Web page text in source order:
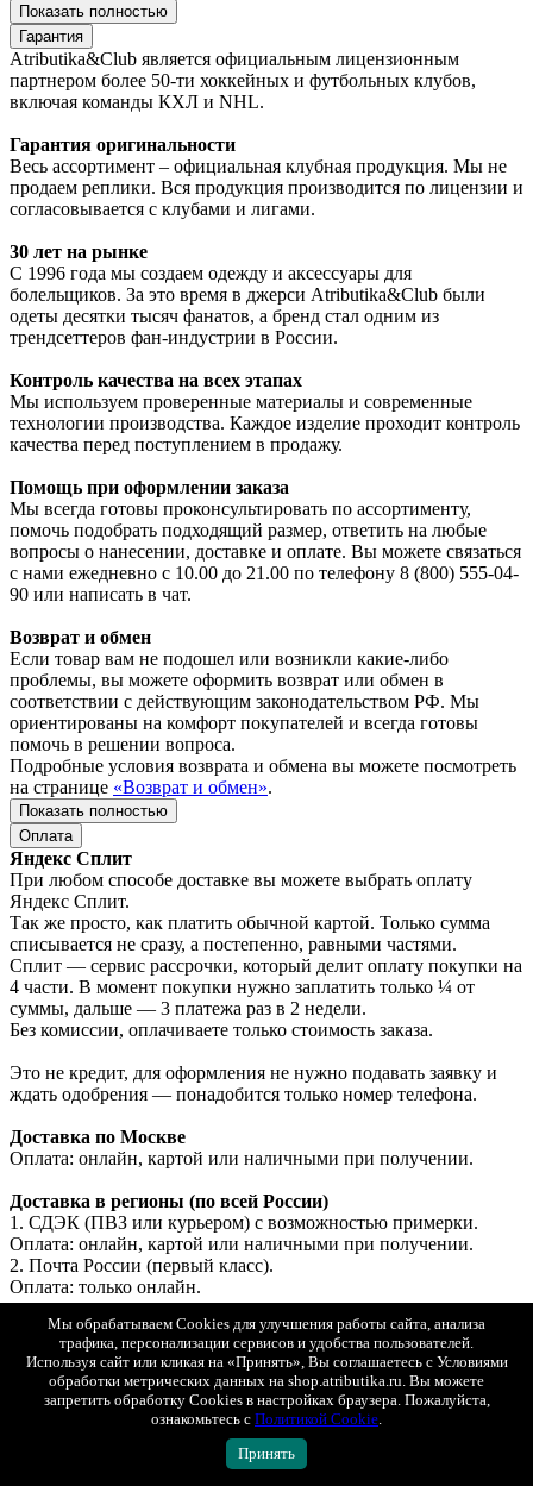
Показать полностью
Гарантия
Atributika&Club является официальным лицензионным
партнером более 50-ти хоккейных и футбольных клубов,
включая команды КХЛ и NHL.
Гарантия оригинальности
Весь ассортимент – официальная клубная продукция. Мы не
продаем реплики. Вся продукция производится по лицензии и
согласовывается с клубами и лигами.
30 лет на рынке
С 1996 года мы создаем одежду и аксессуары для
болельщиков. За это время в джерси Atributika&Club были
одеты десятки тысяч фанатов, а бренд стал одним из
трендсеттеров фан-индустрии в России.
Контроль качества на всех этапах
Мы используем проверенные материалы и современные
технологии производства. Каждое изделие проходит контроль
качества перед поступлением в продажу.
Помощь при оформлении заказа
Мы всегда готовы проконсультировать по ассортименту,
помочь подобрать подходящий размер, ответить на любые
вопросы о нанесении, доставке и оплате. Вы можете связаться
с нами ежедневно с 10.00 до 21.00 по телефону 8 (800) 555-04-
90 или написать в чат.
Возврат и обмен
Если товар вам не подошел или возникли какие-либо
проблемы, вы можете оформить возврат или обмен в
соответствии с действующим законодательством РФ. Мы
ориентированы на комфорт покупателей и всегда готовы
помочь в решении вопроса.
Подробные условия возврата и обмена вы можете посмотреть
на странице «Возврат и обмен».
Показать полностью
Оплата
Яндекс Сплит
При любом способе доставке вы можете выбрать оплату
Яндекс Сплит.
Так же просто, как платить обычной картой. Только сумма
списывается не сразу, а постепенно, равными частями.
Сплит — сервис рассрочки, который делит оплату покупки на
4 части. В момент покупки нужно заплатить только ¼ от
суммы, дальше — 3 платежа раз в 2 недели.
Без комиссии, оплачиваете только стоимость заказа.
Это не кредит, для оформления не нужно подавать заявку и
ждать одобрения — понадобится только номер телефона.
Доставка по Москве
Оплата: онлайн, картой или наличными при получении.
Доставка в регионы (по всей России)
1. СДЭК (ПВЗ или курьером) с возможностью примерки.
Оплата: онлайн, картой или наличными при получении.
2. Почта России (первый класс).
Оплата: только онлайн.
Доставка в Беларусь и Казахстан
Оплата: только онлайн (банковской картой РФ).
Показать полностью
Минимальная стоимость товаров в заказе для доставки - 1
Мы обрабатываем Cookies для улучшения работы сайта, анализа
трафика, персонализации сервисов и удобства пользователей.
Используя сайт или кликая на «Принять», Вы соглашаетесь с Условиями
обработки метрических данных на shop.atributika.ru. Вы можете
запретить обработку Cookies в настройках браузера. Пожалуйста,
ознакомьтесь с Политикой Cookie.
Принять